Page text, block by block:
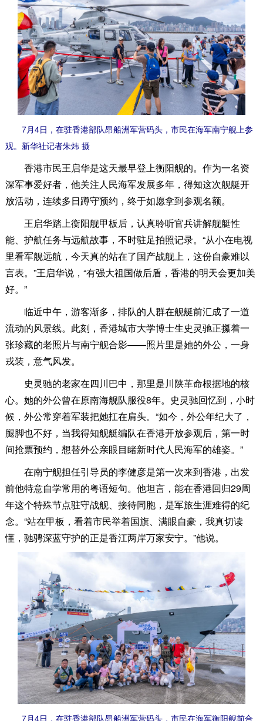
7月4日，在驻香港部队昂船洲军营码头，市民在海军南宁舰上参
观。新华社记者朱炜 摄
香港市民王启华是这天最早登上衡阳舰的。作为一名资
深军事爱好者，他关注人民海军发展多年，得知这次舰艇开
放活动，连续多日蹲守预约，终于如愿拿到参观名额。
王启华踏上衡阳舰甲板后，认真聆听官兵讲解舰艇性
能、护航任务与远航故事，不时驻足拍照记录。“从小在电视
里看军舰远航，今天真的站在了国产战舰上，这份自豪难以
言表。”王启华说，“有强大祖国做后盾，香港的明天会更加美
好。”
临近中午，游客渐多，排队的人群在舰艇前汇成了一道
流动的风景线。此刻，香港城市大学博士生史灵驰正攥着一
张珍藏的老照片与南宁舰合影——照片里是她的外公，一身
戎装，意气风发。
史灵驰的老家在四川巴中，那里是川陕革命根据地的核
心。她的外公曾在原南海舰队服役8年。史灵驰回忆到，小时
候，外公常穿着军装把她扛在肩头。“如今，外公年纪大了，
腿脚也不好，当我得知舰艇编队在香港开放参观后，第一时
间抢票预约，想替外公亲眼目睹新时代人民海军的雄姿。”
在南宁舰担任引导员的李健彦是第一次来到香港，出发
前他特意自学常用的粤语短句。他坦言，能在香港回归29周
年这个特殊节点驻守战舰、接待同胞，是军旅生涯难得的纪
念。“站在甲板，看着市民举着国旗、满眼自豪，我真切读
懂，驰骋深蓝守护的正是香江两岸万家安宁。”他说。
7月4日，在驻香港部队昂船洲军营码头，市民在海军衡阳舰前合